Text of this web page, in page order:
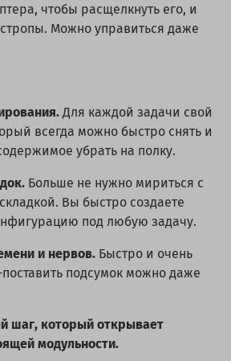
чтобы расщелкнуть его, и
Можно управиться даже
Для каждой задачи свой
всегда можно быстро снять и
убрать на полку.
Больше не нужно мириться с
Вы быстро создаете
под любую задачу.
и нервов. Быстро и очень
поставить подсумок можно даже
шаг, который открывает
модульности.